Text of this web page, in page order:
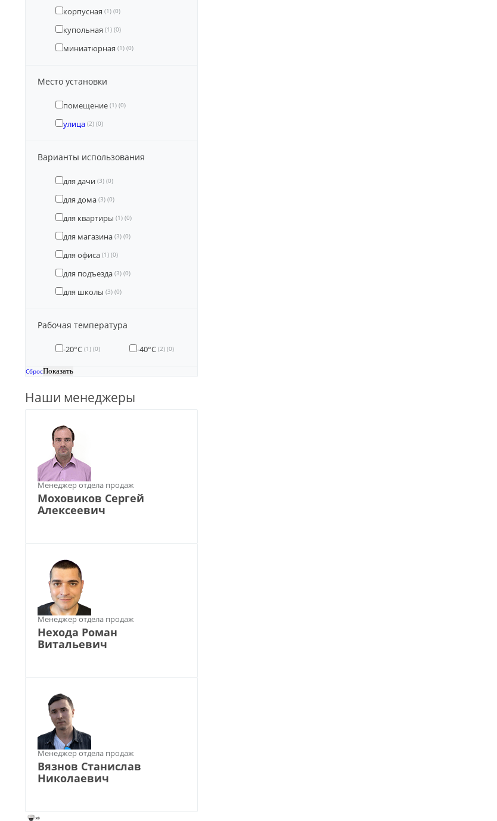
корпусная (1) (0)
купольная (1) (0)
миниатюрная (1) (0)
Место установки
помещение (1) (0)
улица (2) (0)
Варианты использования
для дачи (3) (0)
для дома (3) (0)
для квартиры (1) (0)
для магазина (3) (0)
для офиса (1) (0)
для подъезда (3) (0)
для школы (3) (0)
Рабочая температура
-20°С (1) (0) -40°С (2) (0)
Сброс
Наши менеджеры
Менеджер отдела продаж
Моховиков Сергей
Алексеевич
Менеджер отдела продаж
Нехода Роман
Витальевич
Менеджер отдела продаж
Вязнов Станислав
Николаевич